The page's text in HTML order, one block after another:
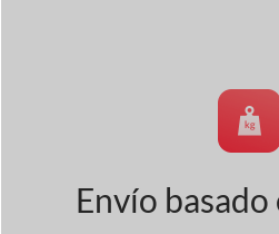
Envío basado